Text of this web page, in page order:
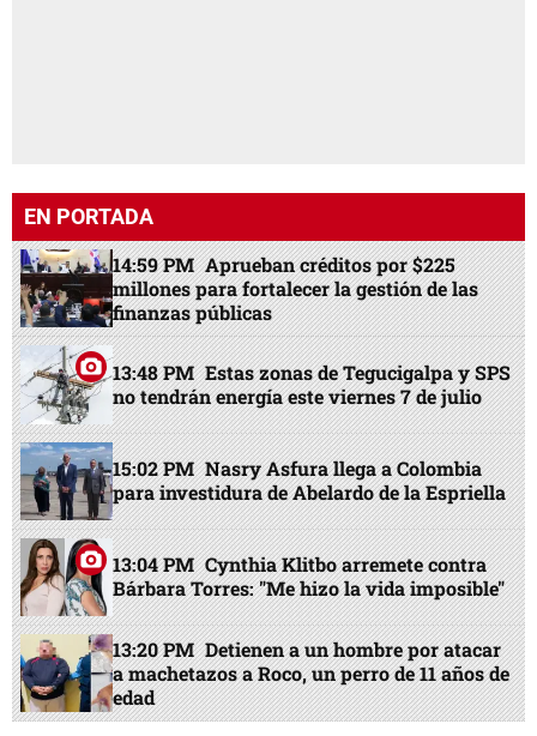
EN PORTADA
14:59 PM Aprueban créditos por $225
millones para fortalecer la gestión de las
finanzas públicas
13:48 PM Estas zonas de Tegucigalpa y SPS
no tendrán energía este viernes 7 de julio
15:02 PM Nasry Asfura llega a Colombia
para investidura de Abelardo de la Espriella
13:04 PM Cynthia Klitbo arremete contra
Bárbara Torres: "Me hizo la vida imposible"
13:20 PM Detienen a un hombre por atacar
a machetazos a Roco, un perro de 11 años de
edad